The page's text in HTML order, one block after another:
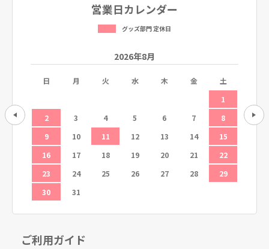
営業日カレンダー
グッズ部門 定休日
12
2026年8月
日 月 火 水 木 金
土
1
2
3 4 5 6 7
8
9
10 11 12 13 14
15
16
17 18 19 20 21
22
23
24 25 26 27 28
29
30
31
6
ご利用ガイド